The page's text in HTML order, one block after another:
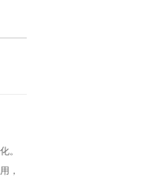
。
，